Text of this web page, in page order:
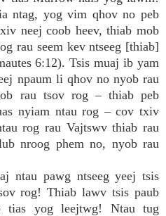
ntag, yog vim qhov no peb
neej coob heev, thiab mob
rau seem kev ntseeg [thiab]
6:12). Tsis muaj ib yam
npaum li qhov no nyob rau
rau tsov rog – thiab peb
nyiam ntau rog – cov txiv
rog rau Vajtswv thiab rau
nroog phem no, nyob rau
ntau pawg ntseeg yeej tsis
rog! Thiab lawv tsis paub
tias yog leejtwg! Ntau tug